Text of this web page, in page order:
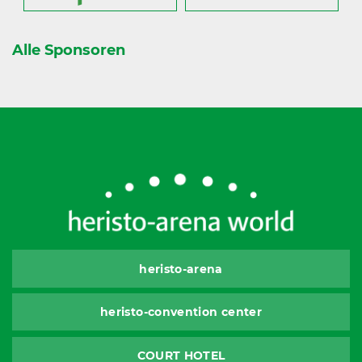
Alle Sponsoren
heristo-arena
heristo-convention center
COURT HOTEL